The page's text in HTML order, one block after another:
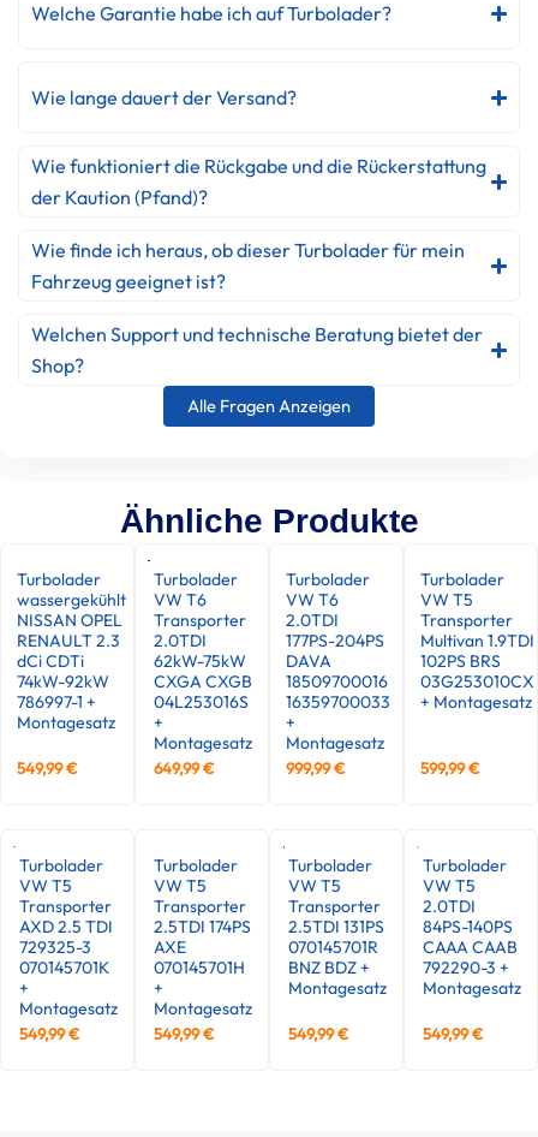
Welche Garantie habe ich auf Turbolader?
Wie lange dauert der Versand?
Wie funktioniert die Rückgabe und die Rückerstattung
der Kaution (Pfand)?
Wie finde ich heraus, ob dieser Turbolader für mein
Fahrzeug geeignet ist?
Welchen Support und technische Beratung bietet der
Shop?
Alle Fragen Anzeigen
Ähnliche Produkte
Turbolader
wassergekühlt
NISSAN OPEL
RENAULT 2.3
dCi CDTi
74kW-92kW
786997-1 +
Montagesatz
549,99€
Turbolader
VW T6
Transporter
2.0TDI
62kW-75kW
CXGA CXGB
04L253016S
+
Montagesatz
649,99€
Turbolader
VW T6
2.0TDI
177PS-204PS
DAVA
18509700016
16359700033
+
Montagesatz
999,99€
Turbolader
VW T5
Transporter
Multivan 1.9TDI
102PS BRS
03G253010CX
+ Montagesatz
599,99€
Turbolader
VW T5
Transporter
AXD 2.5 TDI
729325-3
070145701K
+
Montagesatz
549,99€
Turbolader
VW T5
Transporter
2.5TDI 174PS
AXE
070145701H
+
Montagesatz
549,99€
Turbolader
VW T5
Transporter
2.5TDI 131PS
070145701R
BNZ BDZ +
Montagesatz
549,99€
Turbolader
VW T5
2.0TDI
84PS-140PS
CAAA CAAB
792290-3 +
Montagesatz
549,99€